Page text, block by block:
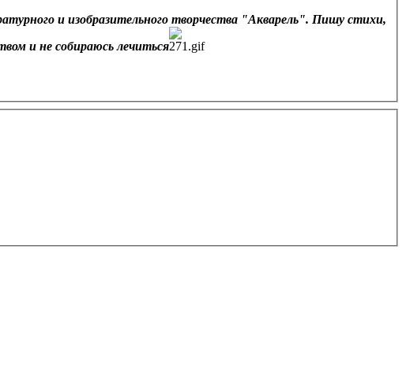
и изобразительного творчества "Акварель". Пишу стихи,
и не собираюсь лечиться